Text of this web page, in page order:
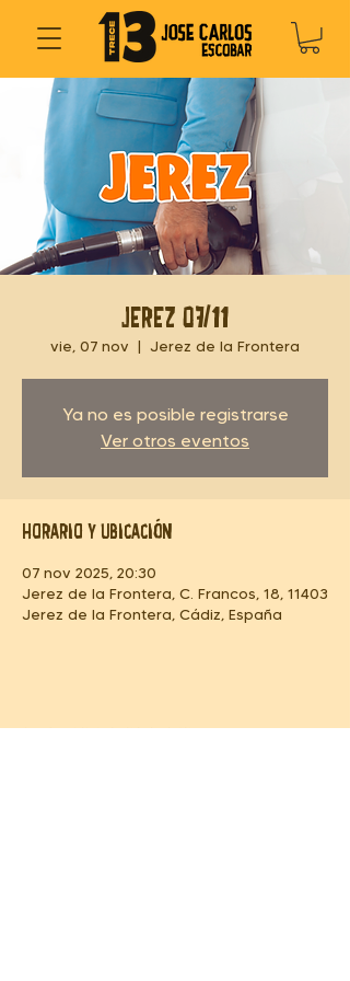
Jerez 07/11
vie, 07 nov
  |
Jerez de la Frontera
Ya no es posible registrarse
Ver otros eventos
Horario y ubicación
07 nov 2025, 20:30
Jerez de la Frontera, C. Francos, 18, 11403
Jerez de la Frontera, Cádiz, España
Compartir este evento